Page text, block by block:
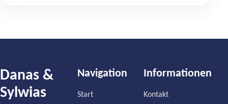
Danas &
Sylwias
Navigation
Start
Informationen
Kontakt